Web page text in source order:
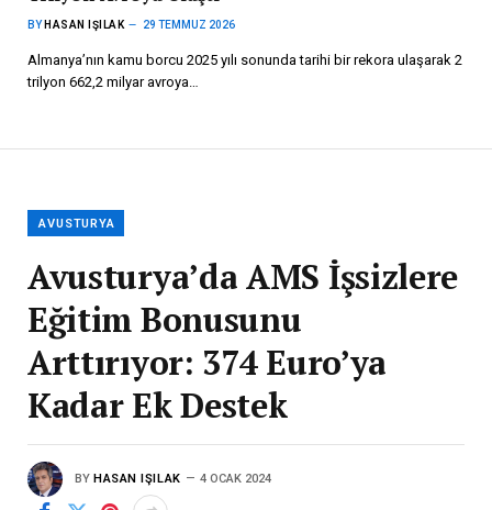
BY HASAN IŞILAK 29 TEMMUZ 2026
Almanya’nın kamu borcu 2025 yılı sonunda tarihi bir rekora ulaşarak 2
trilyon 662,2 milyar avroya…
AVUSTURYA
Avusturya’da AMS İşsizlere
Eğitim Bonusunu
Arttırıyor: 374 Euro’ya
Kadar Ek Destek
BY HASAN IŞILAK 4 OCAK 2024